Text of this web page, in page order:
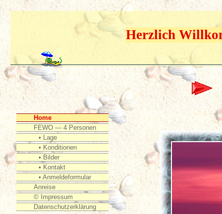
Herzlich
Home
FEWO — 4 Personen
• Lage
• Konditionen
• Bilder
• Kontakt
• Anmeldeformular
Anreise
© Impressum
Datenschutzerklärung